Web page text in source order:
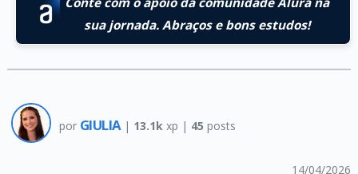
sua jornada. Abraços e bons estudos!
por GIULIA | 13.1k xp | 45 posts
14/04/2026